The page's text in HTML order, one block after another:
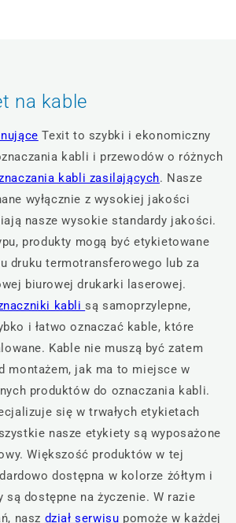
na kable
Texit to szybki i ekonomiczny
kabli i przewodów o różnych
kabli zasilających. Nasze
wyłącznie z wysokiej jakości
nasze wysokie standardy jakości.
produkty mogą być etykietowane
druku termotransferowego lub za
biurowej drukarki laserowej.
kablisą samoprzylepne,
i łatwo oznaczać kable, które
Kable nie muszą być zatem
montażem, jak ma to miejsce w
produktów do oznaczania kabli.
się w trwałych etykietach
nasze etykiety są wyposażone
Większość produktów w tej
dostępna w kolorze żółtym i
są dostępne na życzenie. W razie
nasz dział serwisu pomoże w każdej